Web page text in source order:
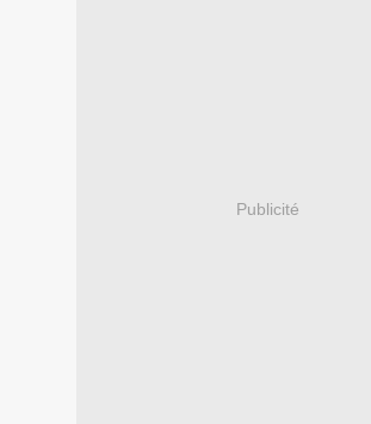
Publicité